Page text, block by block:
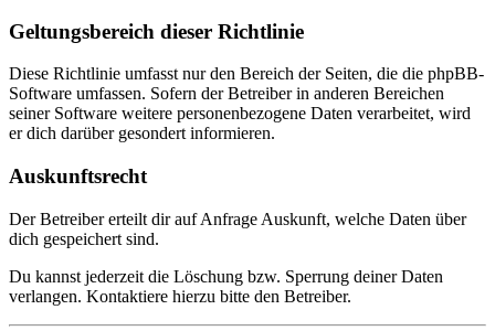
Geltungsbereich dieser Richtlinie
Diese Richtlinie umfasst nur den Bereich der Seiten, die die phpBB-
Software umfassen. Sofern der Betreiber in anderen Bereichen
seiner Software weitere personenbezogene Daten verarbeitet, wird
er dich darüber gesondert informieren.
Auskunftsrecht
Der Betreiber erteilt dir auf Anfrage Auskunft, welche Daten über
dich gespeichert sind.
Du kannst jederzeit die Löschung bzw. Sperrung deiner Daten
verlangen. Kontaktiere hierzu bitte den Betreiber.